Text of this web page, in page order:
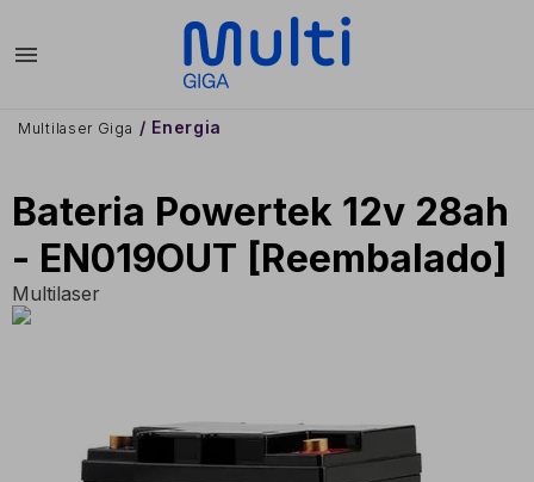
menu
Multilaser Giga Energia
Bateria Powertek 12v 28ah
- EN019OUT [Reembalado]
Multilaser